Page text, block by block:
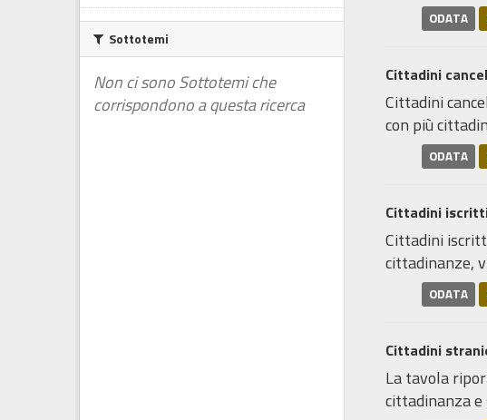
Sottotemi
Non ci sono Sottotemi che
corrispondono a questa ricerca
ODATA
Cittadini
Cittadini
con più
ODATA
Cittadini
Cittadini
cittadinanze,
ODATA
Cittadini
La tavola
cittadinanza e